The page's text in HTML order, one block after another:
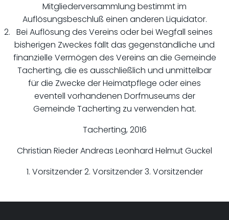
Mitgliederversammlung bestimmt im
Auflösungsbeschluß einen anderen Liquidator.
Bei Auflösung des Vereins oder bei Wegfall seines
bisherigen Zweckes fällt das gegenständliche und
finanzielle Vermögen des Vereins an die Gemeinde
Tacherting, die es ausschließlich und unmittelbar
für die Zwecke der Heimatpflege oder eines
eventell vorhandenen Dorfmuseums der
Gemeinde Tacherting zu verwenden hat.
Tacherting, 2016
Christian Rieder Andreas Leonhard Helmut Guckel
1. Vorsitzender 2. Vorsitzender 3. Vorsitzender